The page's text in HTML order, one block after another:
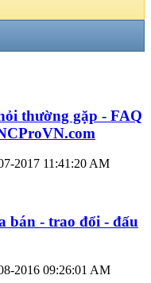
thường gặp - FAQ
2017 11:41:20 AM
bán - trao đổi - đấu
2016 09:26:01 AM